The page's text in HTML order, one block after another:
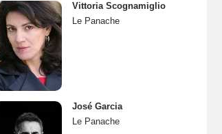
Vittoria Scognamiglio
Le Panache
José Garcia
Le Panache